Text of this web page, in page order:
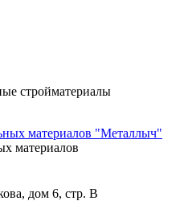
стройматериалы
материалов
дом 6, стр. В